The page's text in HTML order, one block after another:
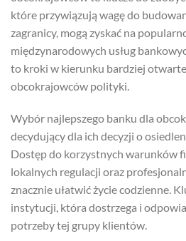
które przywiązują wagę do
zagranicy, mogą zyskać na
międzynarodowych usług
to kroki w kierunku bardziej
obcokrajowców polityki.
Wybór najlepszego banku dla
decydujący dla ich decyzji o
Dostęp do korzystnych warunków
lokalnych regulacji oraz
znacznie ułatwić życie codzienne.
instytucji, która dostrzega i
potrzeby tej grupy klientów.